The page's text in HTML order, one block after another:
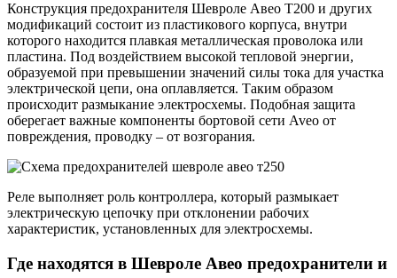
Конструкция предохранителя Шевроле Авео Т200 и других
модификаций состоит из пластикового корпуса, внутри
которого находится плавкая металлическая проволока или
пластина. Под воздействием высокой тепловой энергии,
образуемой при превышении значений силы тока для участка
электрической цепи, она оплавляется. Таким образом
происходит размыкание электросхемы. Подобная защита
оберегает важные компоненты бортовой сети Aveo от
повреждения, проводку – от возгорания.
Реле выполняет роль контроллера, который размыкает
электрическую цепочку при отклонении рабочих
характеристик, установленных для электросхемы.
Где находятся в Шевроле Авео предохранители и